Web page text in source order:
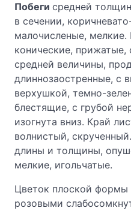
Побеги средней
в сечении,
малочисленые,
конические,
средней величины,
длиннозаостренные, с
верхушкой, темно-
блестящие, с грубой
изогнута вниз. Край
волнистый,
длины и толщины,
мелкие, игольчатые.
Цветок плоской формы
розовыми